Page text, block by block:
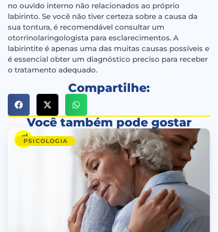
no ouvido interno não relacionados ao próprio
labirinto. Se você não tiver certeza sobre a causa da
sua tontura, é recomendável consultar um
otorrinolaringologista para esclarecimentos. A
labirintite é apenas uma das muitas causas possíveis e
é essencial obter um diagnóstico preciso para receber
o tratamento adequado.
Compartilhe:
Você também pode gostar
PSICOLOGIA